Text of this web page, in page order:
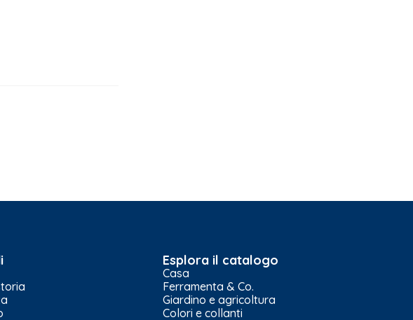
Esplora il catalogo
Casa
Ferramenta & Co.
Giardino e agricoltura
Colori e collanti